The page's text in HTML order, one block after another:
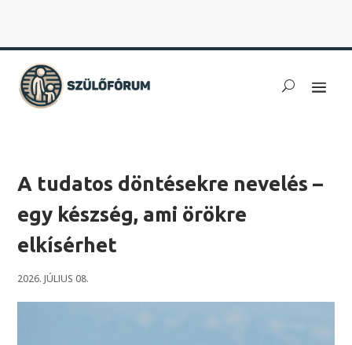
A tudatos döntésekre nevelés –
egy készség, ami örökre
elkísérhet
2026. JÚLIUS 08.